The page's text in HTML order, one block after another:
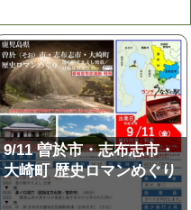
9/11 曽於市・志布志市・
大崎町 歴史ロマンめぐり